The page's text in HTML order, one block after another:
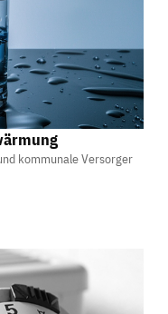
kommunale Versorger